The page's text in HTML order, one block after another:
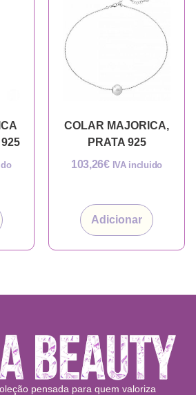
COLAR MAJORICA,
PRATA 925
103,26€ IVA incluido
Adicionar
pensada para quem valoriza